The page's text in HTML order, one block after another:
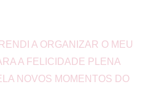
A ORGANIZAR O MEU
A FELICIDADE PLENA
NOVOS MOMENTOS DO